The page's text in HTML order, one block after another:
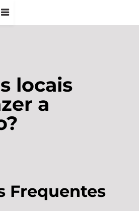
locais
a
Frequentes